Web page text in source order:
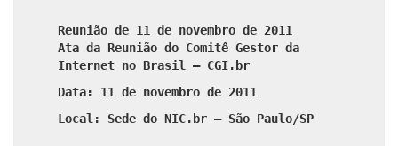
Reunião de 11 de novembro de 2011
Ata da Reunião do Comitê Gestor da
Internet no Brasil – CGI.br
Data: 11 de novembro de 2011
Local: Sede do NIC.br – São Paulo/SP